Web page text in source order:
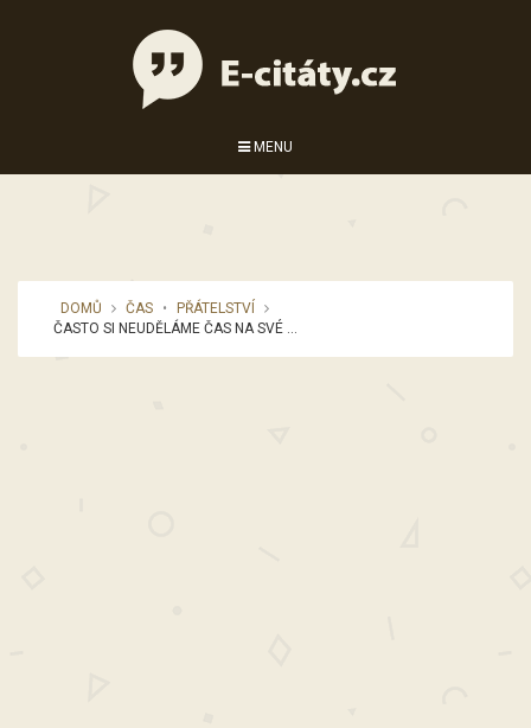
MENU
DOMŮ ČAS •
PŘÁTELSTVÍ
ČASTO SI NEUDĚLÁME ČAS NA SVÉ ...